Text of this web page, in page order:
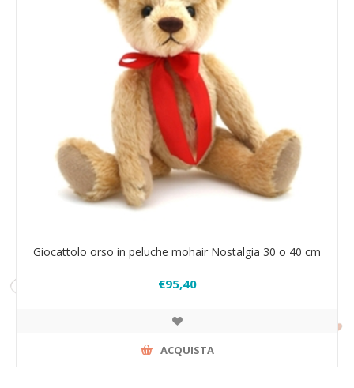
Giocattolo orso in peluche mohair Nostalgia 30 o 40 cm
€95,40
ACQUISTA